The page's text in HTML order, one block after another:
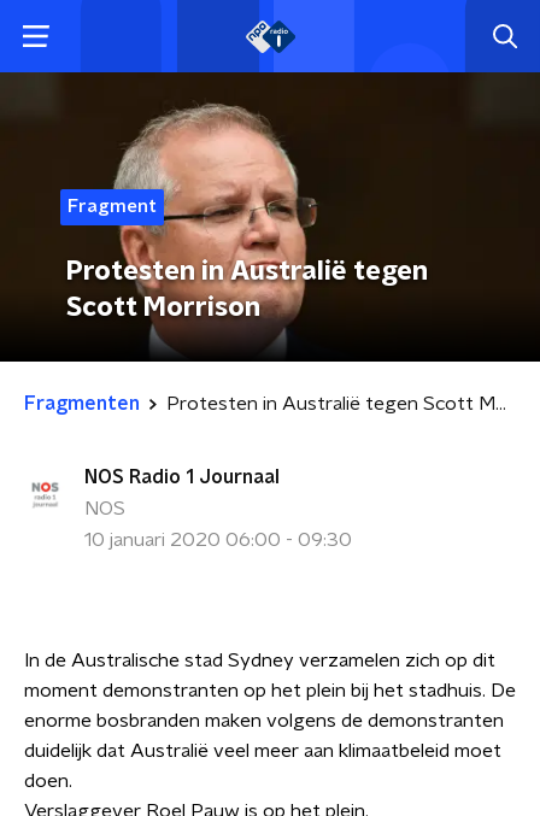
Fragment
Protesten in Australië tegen
Scott Morrison
Fragmenten Protesten in Australië tegen Scott Morrison
NOS Radio 1 Journaal
NOS
10 januari 2020 06:00 - 09:30
In de Australische stad Sydney verzamelen zich op dit
moment demonstranten op het plein bij het stadhuis. De
enorme bosbranden maken volgens de demonstranten
duidelijk dat Australië veel meer aan klimaatbeleid moet
doen.
Verslaggever Roel Pauw is op het plein.